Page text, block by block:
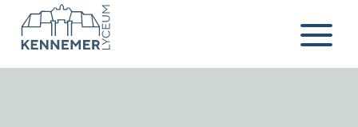
Ga naar de inhoud
Menu